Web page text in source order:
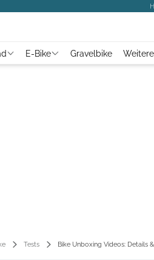
E-Bike Gravelbike
Tests Bike Unboxing Videos: Details